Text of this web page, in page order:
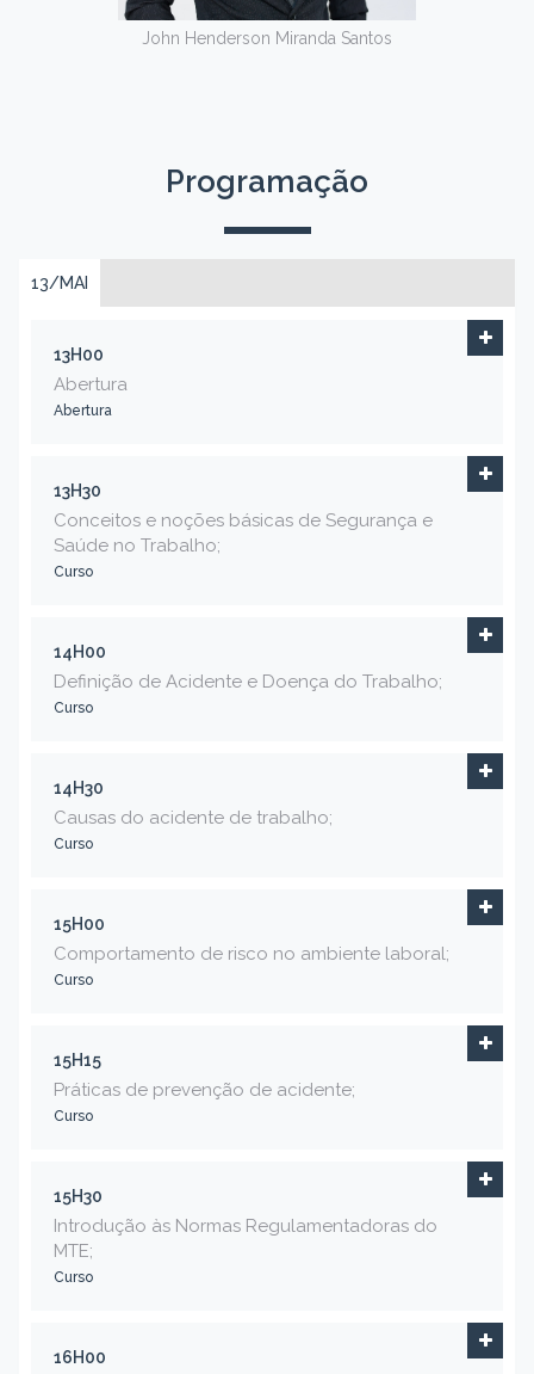
John Henderson Miranda Santos
Programação
13/MAI
13H00
Abertura
Abertura
13H30
Conceitos e noções básicas de Segurança e
Saúde no Trabalho;
Curso
14H00
Definição de Acidente e Doença do Trabalho;
Curso
14H30
Causas do acidente de trabalho;
Curso
15H00
Comportamento de risco no ambiente laboral;
Curso
15H15
Práticas de prevenção de acidente;
Curso
15H30
Introdução às Normas Regulamentadoras do
MTE;
Curso
16H00